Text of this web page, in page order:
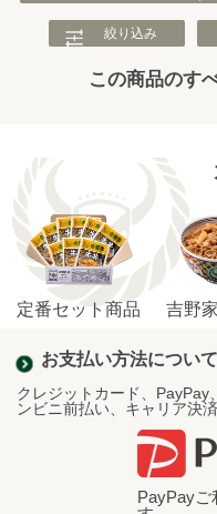
絞り込み
この商品のす
定番セット商品 吉野
お支払い方法について
クレジットカード、PayPay
ンビニ前払い、キャリア決
PayPayご